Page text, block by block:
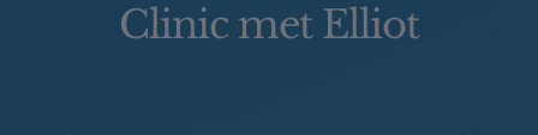
Clinic met Elliot